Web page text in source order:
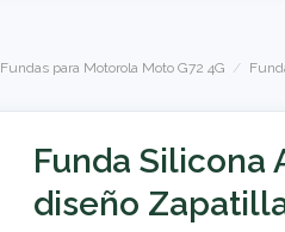
Fundas para Motorola Moto G72 4G
Funda Silicona
diseño